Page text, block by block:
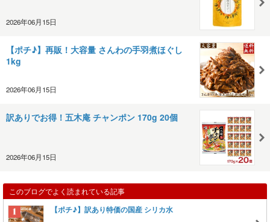
2026年06月15日
【ポチ♪】再販！大容量 さんわの手羽煮ほぐし
1kg
2026年06月15日
訳ありでお得！五木庵 チャンポン 170g 20個
2026年06月15日
このブログでよく読まれている記事
【ポチ♪】訳あり特価の国産 シリカ水